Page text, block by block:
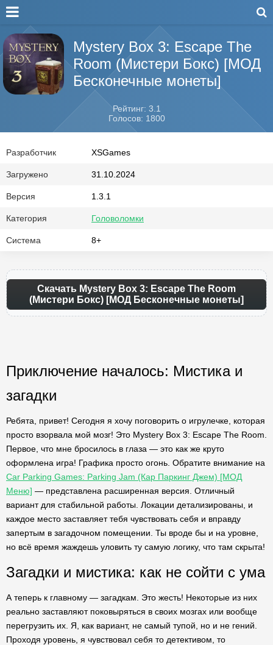
Mystery Box 3: Escape The
Room (Мистери Бокс) [МОД
Бесконечные монеты]
Рейтинг: 3.1
Голосов: 1800
Разработчик XSGames
Загружено 31.10.2024
Версия 1.3.1
Категория Головоломки
Система 8+
Скачать Mystery Box 3: Escape The Room
(Мистери Бокс) [МОД Бесконечные монеты]
Приключение началось: Мистика и
загадки
Ребята, привет! Сегодня я хочу поговорить о игрулечке, которая
просто взорвала мой мозг! Это Mystery Box 3: Escape The Room.
Первое, что мне бросилось в глаза — это как же круто
оформлена игра! Графика просто огонь. Обратите внимание на
Car Parking Games: Parking Jam (Кар Паркинг Джем) [МОД
Меню] — представлена расширенная версия. Отличный
вариант для стабильной работы. Локации детализированы, и
каждое место заставляет тебя чувствовать себя и вправду
запертым в загадочном помещении. Ты вроде бы и на уровне,
но всё время жаждешь уловить ту самую логику, что там скрыта!
Загадки и мистика: как не сойти с ума
А теперь к главному — загадкам. Это жесть! Некоторые из них
реально заставляют поковыряться в своих мозгах или вообще
перегрузить их. Я, как вариант, не самый тупой, но и не гений.
Проходя уровень, я чувствовал себя то детективом, то